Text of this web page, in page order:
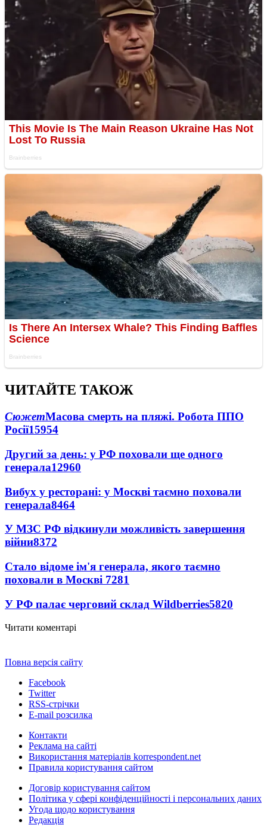
ЧИТАЙТЕ ТАКОЖ
СюжетМасова смерть на пляжі. Робота ППО
Росії15954
Другий за день: у РФ поховали ще одного
генерала12960
Вибух у ресторані: у Москві таємно поховали
генерала8464
У МЗС РФ відкинули можливість завершення
війни8372
Стало відоме ім'я генерала, якого таємно
поховали в Москві 7281
У РФ палає черговий склад Wildberries5820
Читати коментарі
Повна версія сайту
Facebook
Twitter
RSS-стрічки
E-mail розсилка
Контакти
Реклама на сайті
Використання матеріалів korrespondent.net
Правила користування сайтом
Договір користування сайтом
Політика у сфері конфіденційності і персональних даних
Угода щодо користування
Редакція